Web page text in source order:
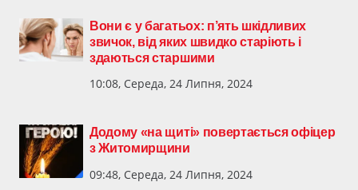
Вони є у багатьох: п’ять шкідливих
звичок, від яких швидко старіють і
здаються старшими
10:08, Середа, 24 Липня, 2024
Додому «на щиті» повертається офіцер
з Житомирщини
09:48, Середа, 24 Липня, 2024